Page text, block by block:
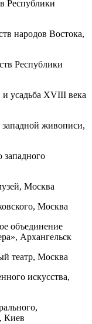
Республики
народов Востока,
Республики
усадьба XVIII века
живописи,
Москва
Москва
объединение
Архангельск
театр, Москва
искусства,
Киев